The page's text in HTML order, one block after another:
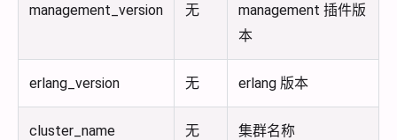
management_version 无
management 插件版
本
erlang_version 无 erlang 版本
cluster_name 无 集群名称